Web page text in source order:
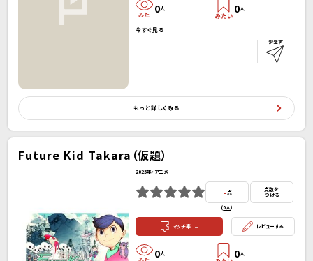
0人 0人
今すぐ見る
もっと詳しくみる
Future Kid Takara（仮題）
2025年・アニメ
-点
(0人）
点数を
つける
マッチ率 - レビューする
0人 0人